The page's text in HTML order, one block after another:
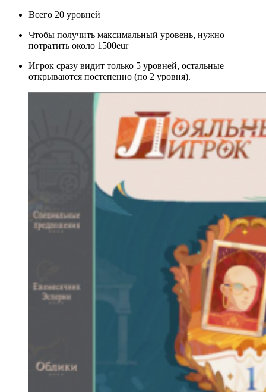
Всего 20 уровней
Чтобы получить максимальный уровень, нужно
потратить около 1500eur
Игрок сразу видит только 5 уровней, остальные
открываются постепенно (по 2 уровня).